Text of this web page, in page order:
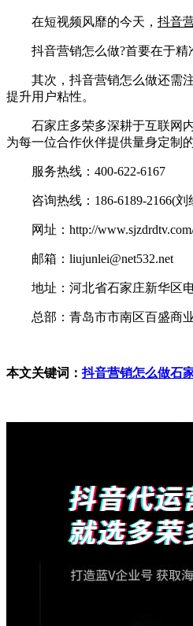
在短视频风靡的今天， 抖音
抖音营销怎么做?首要在于精准
其次，抖音营销怎么做还需注
提升用户粘性。
石家庄多荣多深耕于互联网内
为每一位合作伙伴提供量身定制
服务热线：400-622-6167
咨询热线：186-6189-2166(刘
网址：http://
邮箱：liujunlei@net532.net
地址：河北省石家庄新华区
总部：青岛市市南区百盛商
本文关键词：抖音营销怎么做石